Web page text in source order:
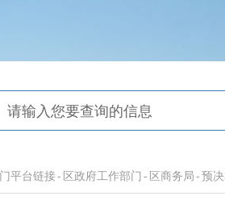
平台链接- 区政府工作部门 - 区商务局 - 预